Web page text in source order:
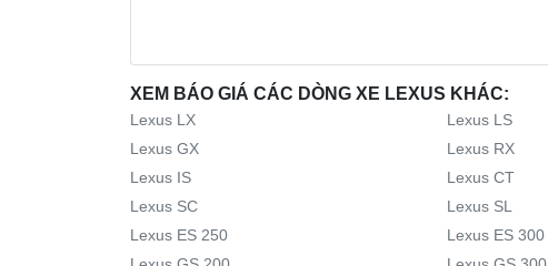
XEM BÁO GIÁ CÁC DÒNG XE LEXUS KHÁC:
Lexus LX Lexus LS
Lexus GX
Lexus RX
Lexus IS
Lexus CT
Lexus SC
Lexus SL
Lexus ES 250
Lexus ES 300